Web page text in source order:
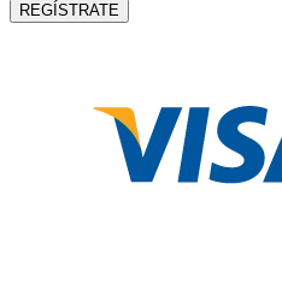
REGÍSTRATE